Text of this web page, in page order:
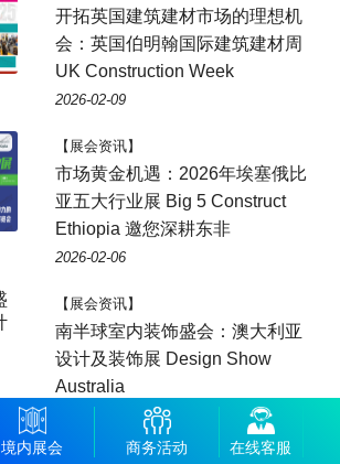
开拓英国建筑建材市场的理想机
会：英国伯明翰国际建筑建材周
UK Construction Week
2026-02-09
【展会资讯】
市场黄金机遇：2026年埃塞俄比
亚五大行业展 Big 5 Construct
Ethiopia 邀您深耕东非
2026-02-06
【展会资讯】
南半球室内装饰盛会：澳大利亚
设计及装饰展 Design Show
Australia
境内展会 商务活动 在线客服